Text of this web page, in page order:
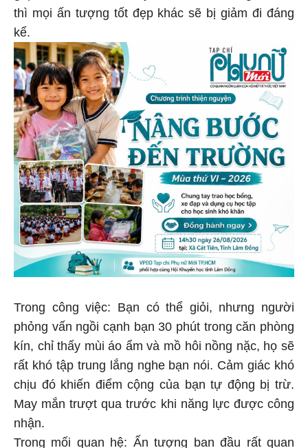
thì mọi ấn tượng tốt đẹp khác sẽ bị giảm đi đáng
kể.
Trong công việc: Bạn có thể giỏi, nhưng người
phỏng vấn ngồi cạnh bạn 30 phút trong căn phòng
kín, chỉ thấy mùi áo ẩm và mồ hôi nồng nặc, họ sẽ
rất khó tập trung lắng nghe bạn nói. Cảm giác khó
chịu đó khiến điểm cộng của bạn tự động bị trừ.
May mắn trượt qua trước khi năng lực được công
nhận.
Trong mối quan hệ: Ấn tượng ban đầu rất quan